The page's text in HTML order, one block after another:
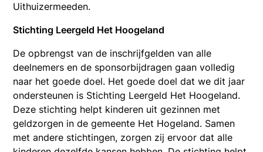
Uithuizermeeden.
Stichting Leergeld Het Hoogeland
De opbrengst van de inschrijfgelden van alle
deelnemers en de sponsorbijdragen gaan volledig
naar het goede doel. Het goede doel dat we dit jaar
ondersteunen is Stichting Leergeld Het Hoogeland.
Deze stichting helpt kinderen uit gezinnen met
geldzorgen in de gemeente Het Hogeland. Samen
met andere stichtingen, zorgen zij ervoor dat alle